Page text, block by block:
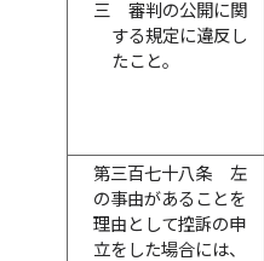
三
審判の公開に関
する規定に違反し
たこと。
第三百七十八条
左
の事由があることを
理由として控訴の申
立をした場合には、